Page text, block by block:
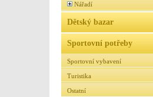
Nářadí
Dětský bazar
Sportovní potřeby
Sportovní vybavení
Turistika
Ostatní